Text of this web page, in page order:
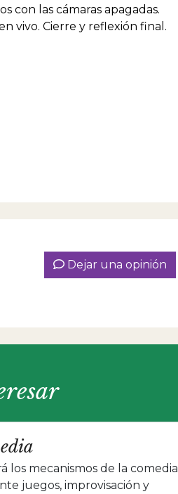
con las cámaras apagadas.
vivo. Cierre y reflexión final.
Dejar una opinión
los mecanismos de la comedia
juegos, improvisación y